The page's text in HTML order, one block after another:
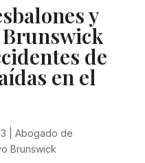
y
Brunswick
de
en el
Abogado de
Brunswick